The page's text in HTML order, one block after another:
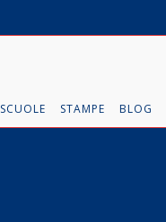
SCUOLE STAMPE BLOG